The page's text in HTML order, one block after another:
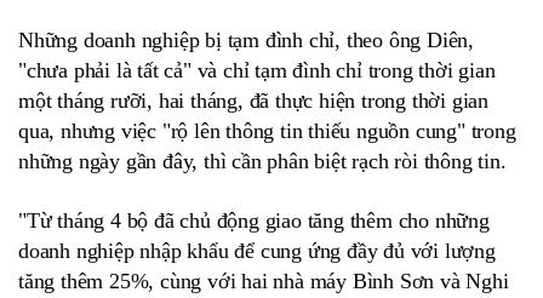
Những doanh nghiệp bị tạm đình chỉ, theo ông Diên,
"chưa phải là tất cả" và chỉ tạm đình chỉ trong thời gian
một tháng rưỡi, hai tháng, đã thực hiện trong thời gian
qua, nhưng việc "rộ lên thông tin thiếu nguồn cung" trong
những ngày gần đây, thì cần phân biệt rạch ròi thông tin.
"Từ tháng 4 bộ đã chủ động giao tăng thêm cho những
doanh nghiệp nhập khẩu để cung ứng đầy đủ với lượng
tăng thêm 25%, cùng với hai nhà máy Bình Sơn và Nghi